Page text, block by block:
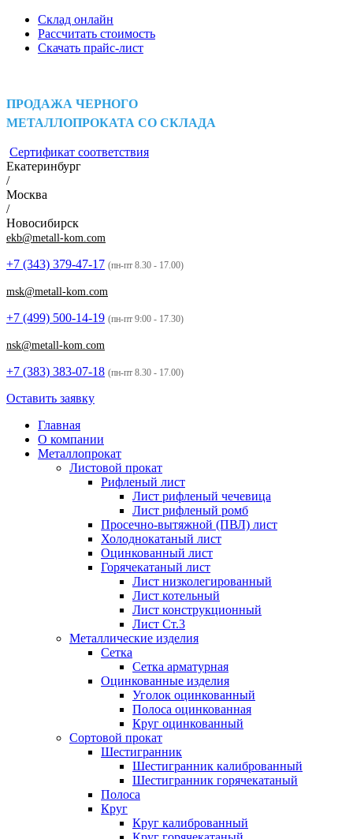
Склад онлайн
Рассчитать стоимость
Скачать прайс-лист
ПРОДАЖА ЧЕРНОГО
МЕТАЛЛОПРОКАТА СО СКЛАДА
Сертификат соответствия
Екатеринбург
/
Москва
/
Новосибирск
ekb@metall-kom.com
+7 (343) 379-47-17 (пн-пт 8.30 - 17.00)
msk@metall-kom.com
+7 (499) 500-14-19 (пн-пт 9:00 - 17.30)
nsk@metall-kom.com
+7 (383) 383-07-18 (пн-пт 8.30 - 17.00)
Оставить заявку
Главная
О компании
Металлопрокат
Листовой прокат
Рифленый лист
Лист рифленый чечевица
Лист рифленый ромб
Просечно-вытяжной (ПВЛ) лист
Холоднокатаный лист
Оцинкованный лист
Горячекатаный лист
Лист низколегированный
Лист котельный
Лист конструкционный
Лист Ст.3
Металлические изделия
Сетка
Сетка арматурная
Оцинкованные изделия
Уголок оцинкованный
Полоса оцинкованная
Круг оцинкованный
Сортовой прокат
Шестигранник
Шестигранник калиброванный
Шестигранник горячекатаный
Полоса
Круг
Круг калиброванный